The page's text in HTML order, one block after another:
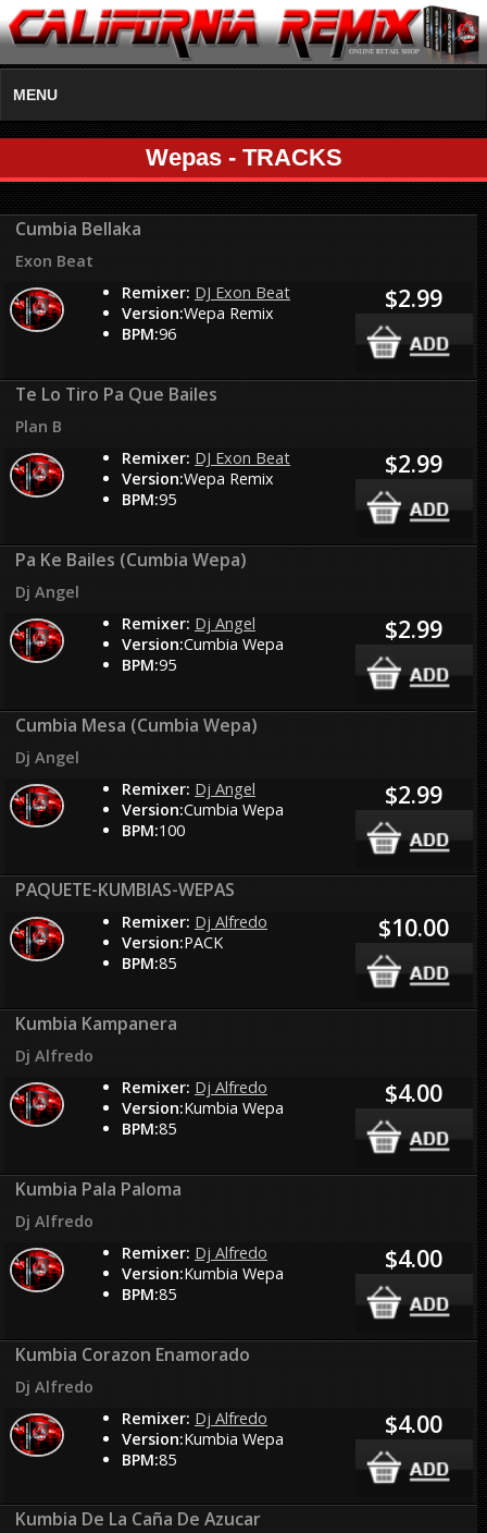
MENU
Wepas - TRACKS
Cumbia Bellaka
Exon Beat
Remixer: DJ Exon Beat
Version:Wepa Remix
BPM:96
$2.99
Te Lo Tiro Pa Que Bailes
Plan B
Remixer: DJ Exon Beat
Version:Wepa Remix
BPM:95
$2.99
Pa Ke Bailes (Cumbia Wepa)
Dj Angel
Remixer: Dj Angel
Version:Cumbia Wepa
BPM:95
$2.99
Cumbia Mesa (Cumbia Wepa)
Dj Angel
Remixer: Dj Angel
Version:Cumbia Wepa
BPM:100
$2.99
PAQUETE-KUMBIAS-WEPAS
Remixer: Dj Alfredo
Version:PACK
BPM:85
$10.00
Kumbia Kampanera
Dj Alfredo
Remixer: Dj Alfredo
Version:Kumbia Wepa
BPM:85
$4.00
Kumbia Pala Paloma
Dj Alfredo
Remixer: Dj Alfredo
Version:Kumbia Wepa
BPM:85
$4.00
Kumbia Corazon Enamorado
Dj Alfredo
Remixer: Dj Alfredo
Version:Kumbia Wepa
BPM:85
$4.00
Kumbia De La Caña De Azucar